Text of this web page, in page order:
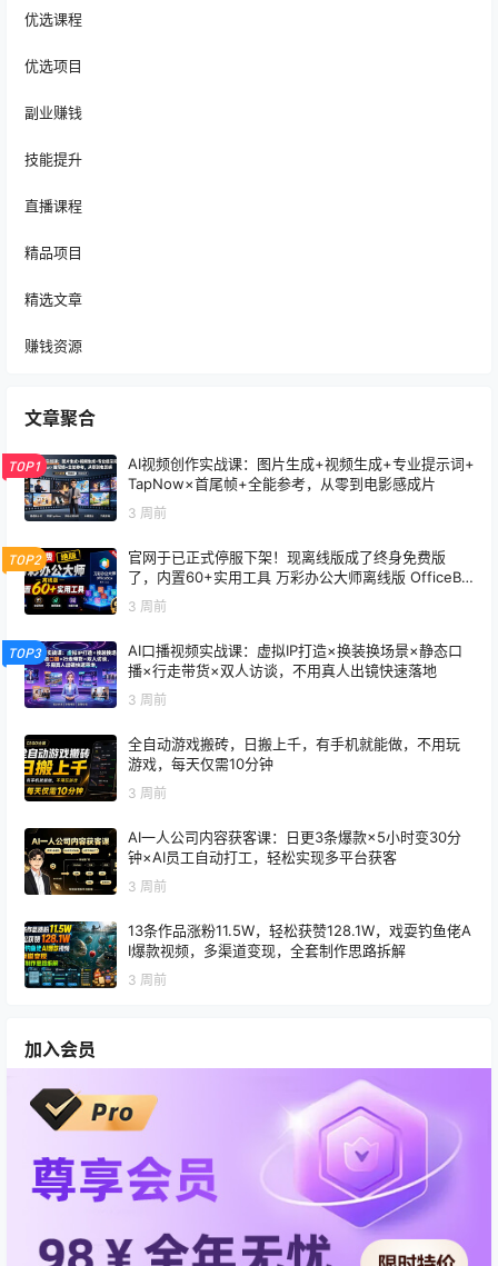
优选课程
优选项目
副业赚钱
技能提升
直播课程
精品项目
精选文章
赚钱资源
文章聚合
TOP1
AI视频创作实战课：图片生成+视频生成+专业提示词+
TapNow×首尾帧+全能参考，从零到电影感成片
3 周前
TOP2
官网于已正式停服下架！现离线版成了终身免费版
了，内置60+实用工具 万彩办公大师离线版 OfficeBo
3 周前
TOP3
AI口播视频实战课：虚拟IP打造×换装换场景×静态口
播×行走带货×双人访谈，不用真人出镜快速落地
3 周前
全自动游戏搬砖，日搬上千，有手机就能做，不用玩
游戏，每天仅需10分钟
3 周前
AI一人公司内容获客课：日更3条爆款×5小时变30分
钟×AI员工自动打工，轻松实现多平台获客
3 周前
13条作品涨粉11.5W，轻松获赞128.1W，戏耍钓鱼佬A
I爆款视频，多渠道变现，全套制作思路拆解
3 周前
加入会员